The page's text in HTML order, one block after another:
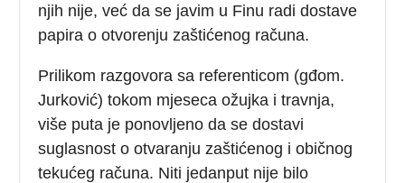
njih nije, već da se javim u Finu radi dostave
papira o otvorenju zaštićenog računa.
Prilikom razgovora sa referenticom (gđom.
Jurković) tokom mjeseca ožujka i travnja,
više puta je ponovljeno da se dostavi
suglasnost o otvaranju zaštićenog i običnog
tekućeg računa. Niti jedanput nije bilo